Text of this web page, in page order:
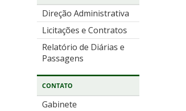
Direção Administrativa
Licitações e Contratos
Relatório de Diárias e
Passagens
CONTATO
Gabinete